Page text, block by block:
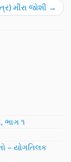
મીરા જોશી →
ભાગ ૧
– યોગતિલક